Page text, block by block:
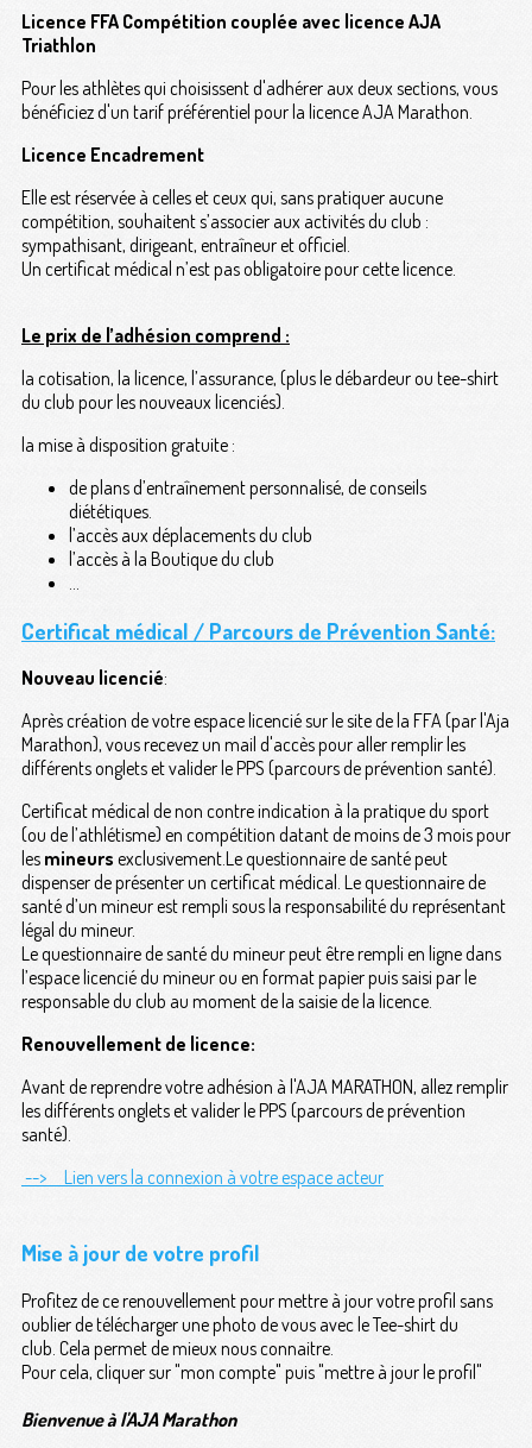
Licence FFA Compétition couplée avec licence AJA
Triathlon
Pour les athlètes qui choisissent d'adhérer aux deux sections, vous
bénéficiez d'un tarif préférentiel pour la licence AJA Marathon.
Licence Encadrement
Elle est réservée à celles et ceux qui, sans pratiquer aucune
compétition, souhaitent s’associer aux activités du club :
sympathisant, dirigeant, entraîneur et officiel.
Un certificat médical n’est pas obligatoire pour cette licence.
Le prix de l’adhésion comprend :
la cotisation, la licence, l’assurance, (plus le débardeur ou tee-shirt
du club pour les nouveaux licenciés).
la mise à disposition gratuite :
de plans d’entraînement personnalisé, de conseils
diététiques.
l’accès aux déplacements du club
l’accès à la Boutique du club
Certificat médical / Parcours de Prévention Santé:
Nouveau licencié:
Après création de votre espace licencié sur le site de la FFA (par l'Aja
Marathon), vous recevez un mail d'accès pour aller remplir les
différents onglets et valider le PPS (parcours de prévention santé).
Certificat médical de non contre indication à la pratique du sport
(ou de l’athlétisme) en compétition datant de moins de 3 mois pour
les mineurs exclusivement.Le questionnaire de santé peut
dispenser de présenter un certificat médical. Le questionnaire de
santé d’un mineur est rempli sous la responsabilité du représentant
légal du mineur.
Le questionnaire de santé du mineur peut être rempli en ligne dans
l’espace licencié du mineur ou en format papier puis saisi par le
responsable du club au moment de la saisie de la licence.
Renouvellement de licence:
Avant de reprendre votre adhésion à l'AJA MARATHON, allez remplir
les différents onglets et valider le PPS (parcours de prévention
santé).
--> Lien vers la connexion à votre espace acteur
Mise à jour de votre profil
Profitez de ce renouvellement pour mettre à jour votre profil sans
oublier de télécharger une photo de vous avec le Tee-shirt du
club. Cela permet de mieux nous connaitre.
Pour cela, cliquer sur "mon compte" puis "mettre à jour le profil"
Bienvenue à l'AJA Marathon